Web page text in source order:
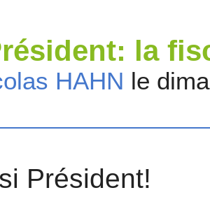
la
HAHN le
Président!